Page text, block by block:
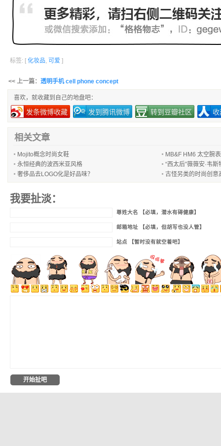
标签: [ 化妆品, 可爱 ]
<< 上一篇： 透明手机 cell phone concept
喜欢，就收藏到自己的地盘吧：
发条微博收藏 发到腾讯微博 转到豆瓣社区
相关文章
Mojito概念时尚女鞋
MB&F HM6 太空腕表
永恒经典的波西米亚风格
“西太后”薇薇安·韦
奢侈品去LOGO化是好品味？
古怪另类的时尚创意
我要扯淡：
尊姓大名 【必填，潜水有碍健康】
邮箱地址 【必填，但胡写也没人管】
站点 【暂时没有就空着吧】